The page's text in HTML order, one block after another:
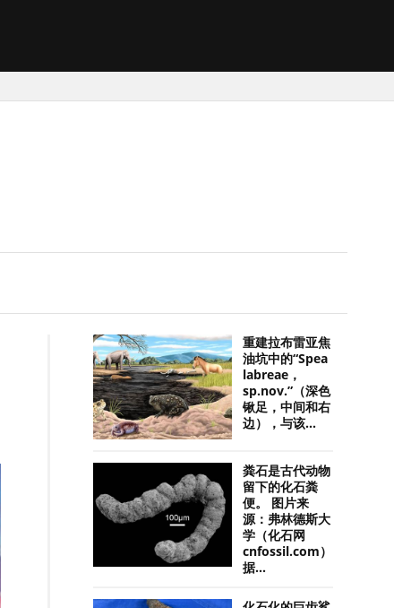
重建拉布雷亚焦
油坑中的“Spea
labreae，
sp.nov.”（深色
锹足，中间和右
边），与该...
粪石是古代动物
留下的化石粪
便。 图片来
源：弗林德斯大
学（化石网
cnfossil.com）
据...